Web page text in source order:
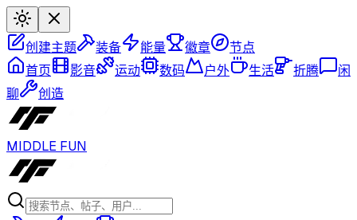
创建主题 装备 能量 徽章
节点
首页
影音 运动 数码 户外 生活 折腾
闲
聊
创造
MIDDLE FUN